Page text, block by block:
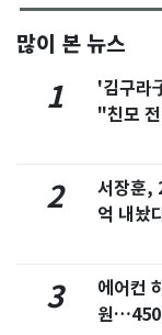
많이 본 뉴스
1
'김구라
"친모
2
서장훈,
억 내놨
3
에어컨
원